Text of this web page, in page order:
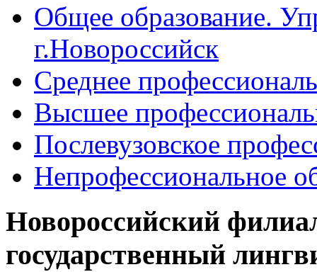
Общее образование.
г.Новороссийск
Среднее
Высшее
Послевузовское
Непрофессиональное
Новороссийский
государственный